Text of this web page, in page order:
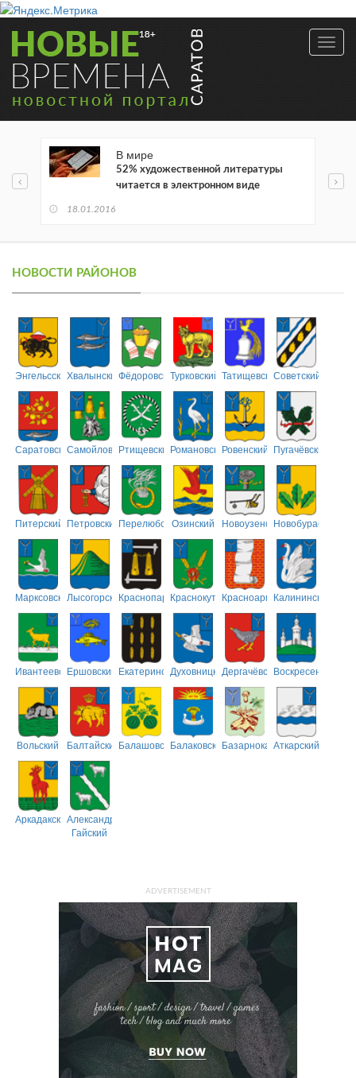
В мире
52% художественной литературы
читается в электронном виде
18.01.2016
НОВОСТИ РАЙОНОВ
ЭнгельсскийХвалынскийФёдоровскийТурковский ТатищевскийСоветский
СаратовскийСамойловскийРтищевскийРомановскийРовенский Пугачёвский
Питерский ПетровскийПерелюбскийОзинский НовоузенскийНовобурасский
МарксовскийЛысогорскийКраснопартизанский
КраснокутскийКрасноармейский
Калининский
ИвантеевскийЕршовский ЕкатериновскийДуховницкийДергачёвскийВоскресенский
Вольский БалтайскийБалашовскийБалаковскийБазарнокарабулакский
Аткарский
АркадакскийАлександрово-
Гайский
ADVERTISEMENT